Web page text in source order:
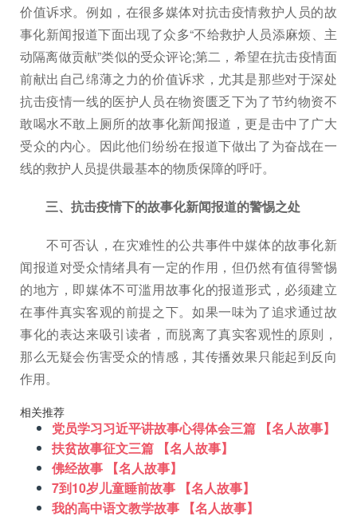
价值诉求。例如，在很多媒体对抗击疫情救护人员的故
事化新闻报道下面出现了众多“不给救护人员添麻烦、主
动隔离做贡献”类似的受众评论;第二，希望在抗击疫情面
前献出自己绵薄之力的价值诉求，尤其是那些对于深处
抗击疫情一线的医护人员在物资匮乏下为了节约物资不
敢喝水不敢上厕所的故事化新闻报道，更是击中了广大
受众的内心。因此他们纷纷在报道下做出了为奋战在一
线的救护人员提供最基本的物质保障的呼吁。
三、抗击疫情下的故事化新闻报道的警惕之处
不可否认，在灾难性的公共事件中媒体的故事化新
闻报道对受众情绪具有一定的作用，但仍然有值得警惕
的地方，即媒体不可滥用故事化的报道形式，必须建立
在事件真实客观的前提之下。如果一味为了追求通过故
事化的表达来吸引读者，而脱离了真实客观性的原则，
那么无疑会伤害受众的情感，其传播效果只能起到反向
作用。
相关推荐
党员学习习近平讲故事心得体会三篇 【名人故事】
扶贫故事征文三篇 【名人故事】
佛经故事 【名人故事】
7到10岁儿童睡前故事 【名人故事】
我的高中语文教学故事 【名人故事】